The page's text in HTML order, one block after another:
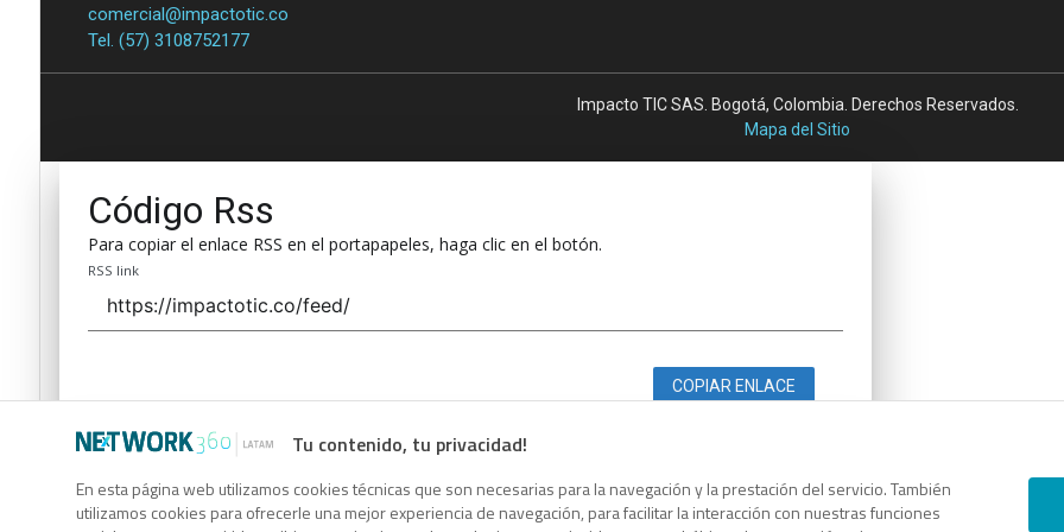
Tu contenido, tu privacidad!
En esta página web utilizamos cookies técnicas que son necesarias para la navegación y la prestación del servicio. También
utilizamos cookies para ofrecerle una mejor experiencia de navegación, para facilitar la interacción con nuestras funciones
comercial@impactotic.co
Tel. (57) 3108752177
Impacto TIC SAS. Bogotá, Colombia. Derechos Reservados.
Mapa del Sitio
Código Rss
Para copiar el enlace RSS en el portapapeles, haga clic en el botón.
RSS link
COPIAR ENLACE
Código Rss
Para copiar el enlace RSS en el portapapeles, haga clic en el botón.